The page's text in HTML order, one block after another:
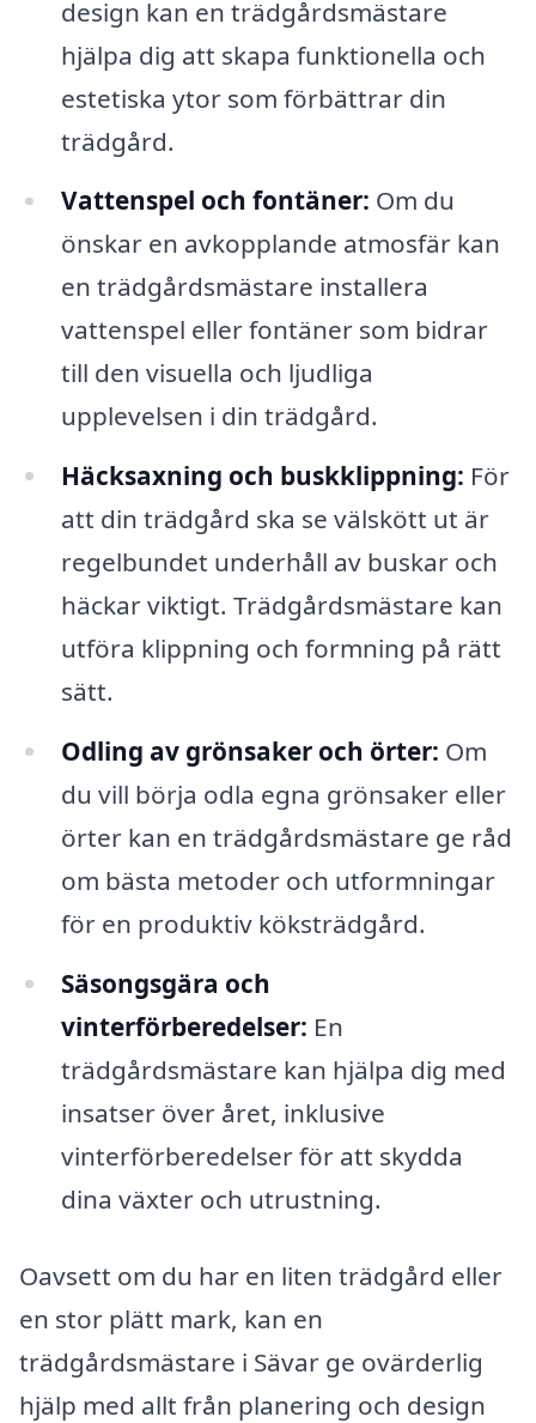
design kan en trädgårdsmästare
hjälpa dig att skapa funktionella och
estetiska ytor som förbättrar din
trädgård.
Vattenspel och fontäner: Om du
önskar en avkopplande atmosfär kan
en trädgårdsmästare installera
vattenspel eller fontäner som bidrar
till den visuella och ljudliga
upplevelsen i din trädgård.
Häcksaxning och buskklippning: För
att din trädgård ska se välskött ut är
regelbundet underhåll av buskar och
häckar viktigt. Trädgårdsmästare kan
utföra klippning och formning på rätt
sätt.
Odling av grönsaker och örter: Om
du vill börja odla egna grönsaker eller
örter kan en trädgårdsmästare ge råd
om bästa metoder och utformningar
för en produktiv köksträdgård.
Säsongsgära och
vinterförberedelser: En
trädgårdsmästare kan hjälpa dig med
insatser över året, inklusive
vinterförberedelser för att skydda
dina växter och utrustning.
Oavsett om du har en liten trädgård eller
en stor plätt mark, kan en
trädgårdsmästare i Sävar ge ovärderlig
hjälp med allt från planering och design